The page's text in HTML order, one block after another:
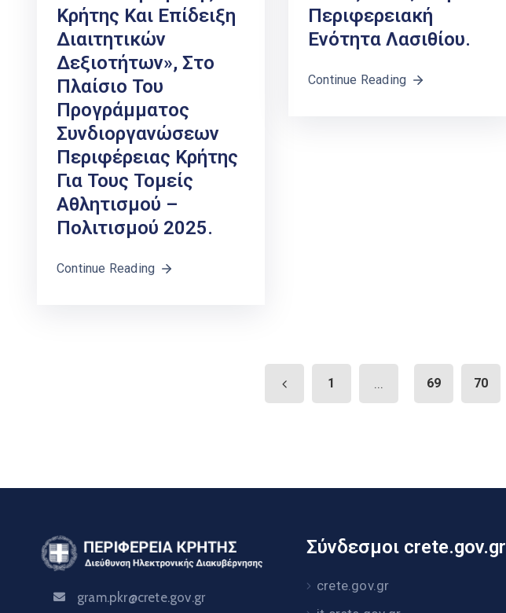
Κρήτης Και Επίδειξη
Διαιτητικών
Δεξιοτήτων», Στο
Πλαίσιο Του
Προγράμματος
Συνδιοργανώσεων
Περιφέρειας Κρήτης
Για Τους Τομείς
Αθλητισμού –
Πολιτισμού 2025.
Continue Reading
Περιφερειακή
Ενότητα Λασιθίου.
Continue Reading
1 ... 69 70
gram.pkr@crete.gov.gr
Σύνδεσμοι crete.gov.gr
crete.gov.gr